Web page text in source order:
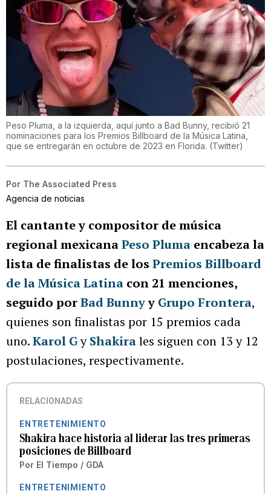
Peso Pluma, a la izquierda, aquí junto a Bad Bunny, recibió 21
nominaciones para los Premios Billboard de la Música Latina,
que se entregarán en octubre de 2023 en Florida. (Twitter)
Por The Associated Press
Agencia de noticias
El cantante y compositor de música
regional mexicanaPeso Pluma encabeza la
lista de finalistas de los Premios Billboard
de la Música Latina con 21 menciones,
seguido porBad Bunnyy Grupo Frontera,
quienes son finalistas por 15 premios cada
uno.Karol GyShakirales siguen con 13 y 12
postulaciones, respectivamente.
RELACIONADAS
ENTRETENIMIENTO
Shakira hace historia al liderar las tres primeras
posiciones de Billboard
Por El Tiempo / GDA
ENTRETENIMIENTO